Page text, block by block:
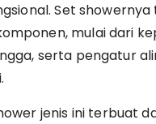
Set
mulai dari
serta pengatur
jenis ini terbuat